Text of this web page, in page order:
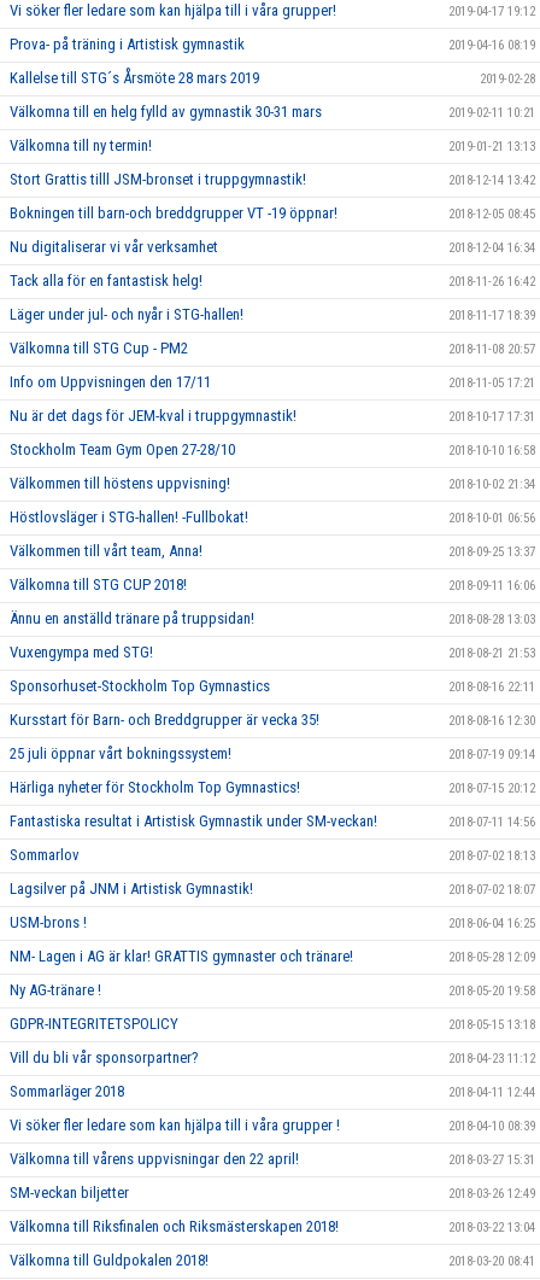
Vi söker fler ledare som kan hjälpa till i våra grupper! 2019-04-17 19:12
Prova- på träning i Artistisk gymnastik 2019-04-16 08:19
Kallelse till STG´s Årsmöte 28 mars 2019 2019-02-28
Välkomna till en helg fylld av gymnastik 30-31 mars 2019-02-11 10:21
Välkomna till ny termin! 2019-01-21 13:13
Stort Grattis tilll JSM-bronset i truppgymnastik! 2018-12-14 13:42
Bokningen till barn-och breddgrupper VT -19 öppnar! 2018-12-05 08:45
Nu digitaliserar vi vår verksamhet 2018-12-04 16:34
Tack alla för en fantastisk helg! 2018-11-26 16:42
Läger under jul- och nyår i STG-hallen! 2018-11-17 18:39
Välkomna till STG Cup - PM2 2018-11-08 20:57
Info om Uppvisningen den 17/11 2018-11-05 17:21
Nu är det dags för JEM-kval i truppgymnastik! 2018-10-17 17:31
Stockholm Team Gym Open 27-28/10 2018-10-10 16:58
Välkommen till höstens uppvisning! 2018-10-02 21:34
Höstlovsläger i STG-hallen! -Fullbokat! 2018-10-01 06:56
Välkommen till vårt team, Anna! 2018-09-25 13:37
Välkomna till STG CUP 2018! 2018-09-11 16:06
Ännu en anställd tränare på truppsidan! 2018-08-28 13:03
Vuxengympa med STG! 2018-08-21 21:53
Sponsorhuset-Stockholm Top Gymnastics 2018-08-16 22:11
Kursstart för Barn- och Breddgrupper är vecka 35! 2018-08-16 12:30
25 juli öppnar vårt bokningssystem! 2018-07-19 09:14
Härliga nyheter för Stockholm Top Gymnastics! 2018-07-15 20:12
Fantastiska resultat i Artistisk Gymnastik under SM-veckan! 2018-07-11 14:56
Sommarlov 2018-07-02 18:13
Lagsilver på JNM i Artistisk Gymnastik! 2018-07-02 18:07
USM-brons ! 2018-06-04 16:25
NM- Lagen i AG är klar! GRATTIS gymnaster och tränare! 2018-05-28 12:09
Ny AG-tränare ! 2018-05-20 19:58
GDPR-INTEGRITETSPOLICY 2018-05-15 13:18
Vill du bli vår sponsorpartner? 2018-04-23 11:12
Sommarläger 2018 2018-04-11 12:44
Vi söker fler ledare som kan hjälpa till i våra grupper ! 2018-04-10 08:39
Välkomna till vårens uppvisningar den 22 april! 2018-03-27 15:31
SM-veckan biljetter 2018-03-26 12:49
Välkomna till Riksfinalen och Riksmästerskapen 2018! 2018-03-22 13:04
Välkomna till Guldpokalen 2018! 2018-03-20 08:41